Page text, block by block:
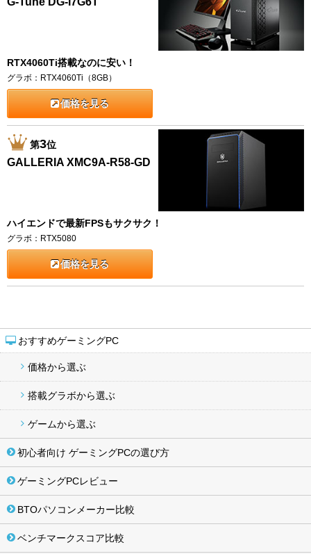
おすすめゲーミングPC
価格から選ぶ
搭載グラボから選ぶ
ゲームから選ぶ
初心者向け ゲーミングPCの選び方
ゲーミングPCレビュー
BTOパソコンメーカー比較
ベンチマークスコア比較
RTX4060Ti搭載なのに安い！
グラボ：RTX4060Ti（8GB）
価格を見る
第3位
GALLERIA XMC9A-R58-GD
ハイエンドで最新FPSもサクサク！
グラボ：RTX5080
価格を見る